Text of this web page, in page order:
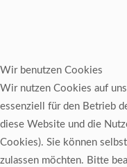
Wir benutzen Cookies
Wir nutzen Cookies auf
essenziell für den Betrieb
diese Website und die
Cookies). Sie können
zulassen möchten. Bitte